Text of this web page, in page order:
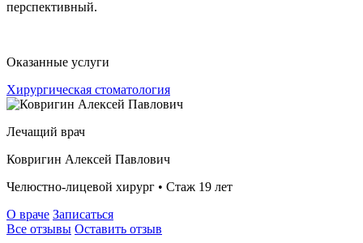
перспективный.
Оказанные услуги
Хирургическая стоматология
Лечащий врач
Ковригин Алексей Павлович
Челюстно-лицевой хирург • Стаж 19 лет
О враче Записаться
Все отзывы Оставить отзыв